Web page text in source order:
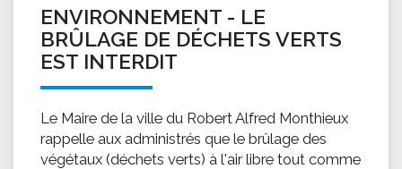
ENVIRONNEMENT - LE
BRÛLAGE DE DÉCHETS VERTS
EST INTERDIT
Le Maire de la ville du Robert Alfred Monthieux
rappelle aux administrés que le brûlage des
végétaux (déchets verts) à l'air libre tout comme